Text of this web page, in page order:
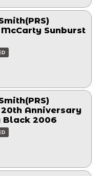
Sunburst
Anniversary
Black 2006